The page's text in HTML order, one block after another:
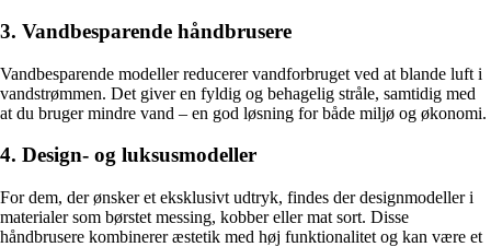
3. Vandbesparende håndbrusere
Vandbesparende modeller reducerer vandforbruget ved at blande luft i
vandstrømmen. Det giver en fyldig og behagelig stråle, samtidig med
at du bruger mindre vand – en god løsning for både miljø og økonomi.
4. Design- og luksusmodeller
For dem, der ønsker et eksklusivt udtryk, findes der designmodeller i
materialer som børstet messing, kobber eller mat sort. Disse
håndbrusere kombinerer æstetik med høj funktionalitet og kan være et